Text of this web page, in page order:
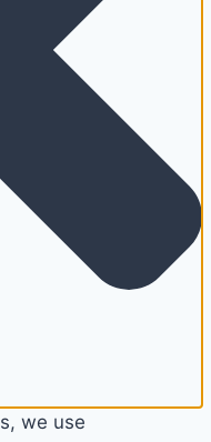
we use